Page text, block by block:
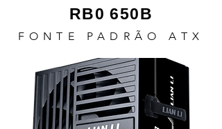
RB0 650B
FONTE PADRÃO ATX